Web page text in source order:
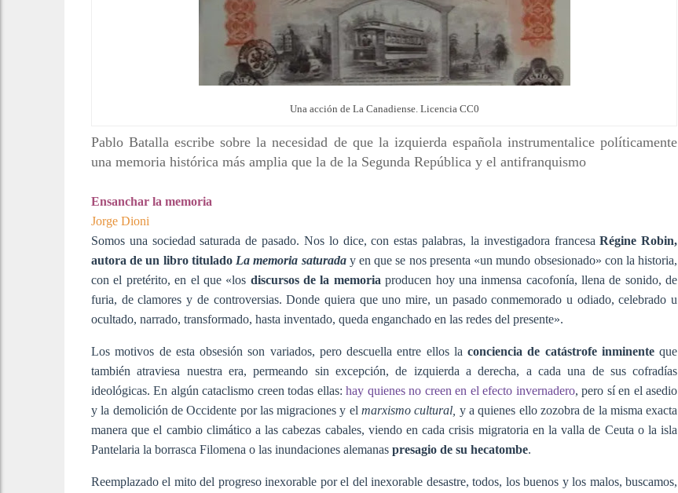
Una acción de La Canadiense. Licencia CC0
Pablo Batalla escribe sobre la necesidad de que la izquierda española instrumentalice políticamente
una memoria histórica más amplia que la de la Segunda República y el antifranquismo
Ensanchar la memoria
Jorge Dioni
Somos una sociedad saturada de pasado. Nos lo dice, con estas palabras, la investigadora francesaRégine Robin,
autora de un libro titulado La memoria saturada y en que se nos presenta «un mundo obsesionado» con la historia,
con el pretérito, en el que «los discursos de la memoriaproducen hoy una inmensa cacofonía, llena de sonido, de
furia, de clamores y de controversias. Donde quiera que uno mire, un pasado conmemorado u odiado, celebrado u
ocultado, narrado, transformado, hasta inventado, queda enganchado en las redes del presente».
Los motivos de esta obsesión son variados, pero descuella entre ellos laconciencia de catástrofe inminenteque
también atraviesa nuestra era, permeando sin excepción, de izquierda a derecha, a cada una de sus cofradías
ideológicas. En algún cataclismo creen todas ellas:hay quienes no creen en el efecto invernadero, pero sí en el asedio
y la demolición de Occidente por las migraciones y elmarxismo cultural, y a quienes ello zozobra de la misma exacta
manera que el cambio climático a las cabezas cabales, viendo en cada crisis migratoria en la valla de Ceuta o la isla
Pantelaria la borrasca Filomena o las inundaciones alemanas presagio de su hecatombe.
Reemplazado el mito del progreso inexorable por el del inexorable desastre, todos, los buenos y los malos, buscamos,